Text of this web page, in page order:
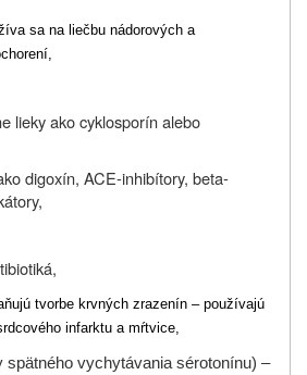
sa na liečbu nádorových a
lieky ako cyklosporín alebo
digoxín, ACE-inhibítory, beta-
tvorbe krvných zrazenín – používajú
infarktu a mŕtvice,
spätného vychytávania sérotonínu) –